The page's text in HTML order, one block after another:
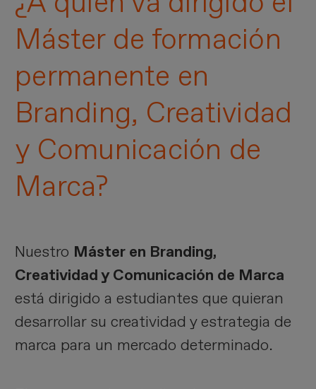
Máster de formación
permanente en
Branding, Creatividad
y Comunicación de
Marca?
Nuestro Máster en Branding,
Creatividad y Comunicación de Marca
está dirigido a estudiantes que quieran
desarrollar su creatividad y estrategia de
marca para un mercado determinado.